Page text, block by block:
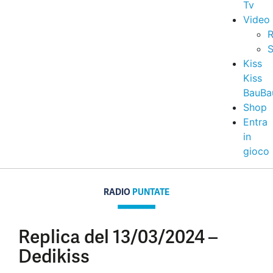
Tv
Video
Kiss
Kiss
Shop
Entra
in
gioco
RADIO PUNTATE
Replica del 13/03/2024 –
Dedikiss